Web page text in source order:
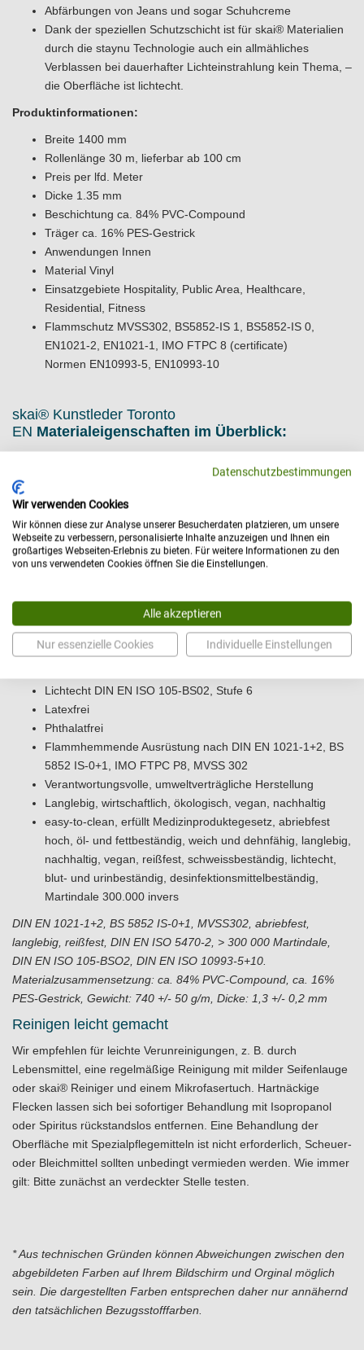
Abfärbungen von Jeans und sogar Schuhcreme
Dank der speziellen Schutzschicht ist für skai® Materialien
durch die staynu Technologie auch ein allmähliches
Verblassen bei dauerhafter Lichteinstrahlung kein Thema, –
die Oberfläche ist lichtecht.
Produktinformationen:
Breite 1400 mm
Rollenlänge 30 m, lieferbar ab 100 cm
Preis per lfd. Meter
Dicke 1.35 mm
Beschichtung ca. 84% PVC-Compound
Träger ca. 16% PES-Gestrick
Anwendungen Innen
Material Vinyl
Einsatzgebiete Hospitality, Public Area, Healthcare,
Residential, Fitness
Flammschutz MVSS302, BS5852-IS 1, BS5852-IS 0,
EN1021-2, EN1021-1, IMO FTPC 8 (certificate)
Normen EN10993-5, EN10993-10
skai® Kunstleder Toronto
EN Materialeigenschaften im Überblick:
pflegeleicht und leicht zu reinigen. Öl- & fettbeständig,
desinfektionsmittelbeständig, phthalatfrei, vegan, nachhaltig,
Hervorragende Reinigungsfreundlichkeit
Schweiß-, urin- und blutbeständig
Pflegeleicht durch innovative Reinigungsmöglichkeiten
Reiß- und kratzfest
Sehr gutes Anschmutzverhalten
Lichtecht DIN EN ISO 105-BS02, Stufe 6
Latexfrei
Phthalatfrei
Flammhemmende Ausrüstung nach DIN EN 1021-1+2, BS
5852 IS-0+1, IMO FTPC P8, MVSS 302
Verantwortungsvolle, umweltverträgliche Herstellung
Langlebig, wirtschaftlich, ökologisch, vegan, nachhaltig
easy-to-clean, erfüllt Medizinproduktegesetz, abriebfest
hoch, öl- und fettbeständig, weich und dehnfähig, langlebig,
nachhaltig, vegan, reißfest, schweissbeständig, lichtecht,
blut- und urinbeständig, desinfektionsmittelbeständig,
Martindale 300.000 invers
DIN EN 1021-1+2, BS 5852 IS-0+1, MVSS302, abriebfest,
langlebig, reißfest, DIN EN ISO 5470-2, > 300 000 Martindale,
DIN EN ISO 105-BSO2, DIN EN ISO 10993-5+10.
Materialzusammensetzung: ca. 84% PVC-Compound, ca. 16%
PES-Gestrick, Gewicht: 740 +/- 50 g/m, Dicke: 1,3 +/- 0,2 mm
Reinigen leicht gemacht
Wir empfehlen für leichte Verunreinigungen, z. B. durch
Lebensmittel, eine regelmäßige Reinigung mit milder Seifenlauge
oder skai® Reiniger und einem Mikrofasertuch. Hartnäckige
Flecken lassen sich bei sofortiger Behandlung mit Isopropanol
oder Spiritus rückstandslos entfernen. Eine Behandlung der
Oberfläche mit Spezialpflegemitteln ist nicht erforderlich, Scheuer-
oder Bleichmittel sollten unbedingt vermieden werden. Wie immer
gilt: Bitte zunächst an verdeckter Stelle testen.
* Aus technischen Gründen können Abweichungen zwischen den
abgebildeten Farben auf Ihrem Bildschirm und Orginal möglich
sein. Die dargestellten Farben entsprechen daher nur annähernd
den tatsächlichen Bezugsstofffarben.
Datenschutzbestimmungen
Wir verwenden Cookies
Wir können diese zur Analyse unserer Besucherdaten platzieren, um unsere
Webseite zu verbessern, personalisierte Inhalte anzuzeigen und Ihnen ein
großartiges Webseiten-Erlebnis zu bieten. Für weitere Informationen zu den
von uns verwendeten Cookies öffnen Sie die Einstellungen.
Alle akzeptieren
Nur essenzielle Cookies Individuelle Einstellungen